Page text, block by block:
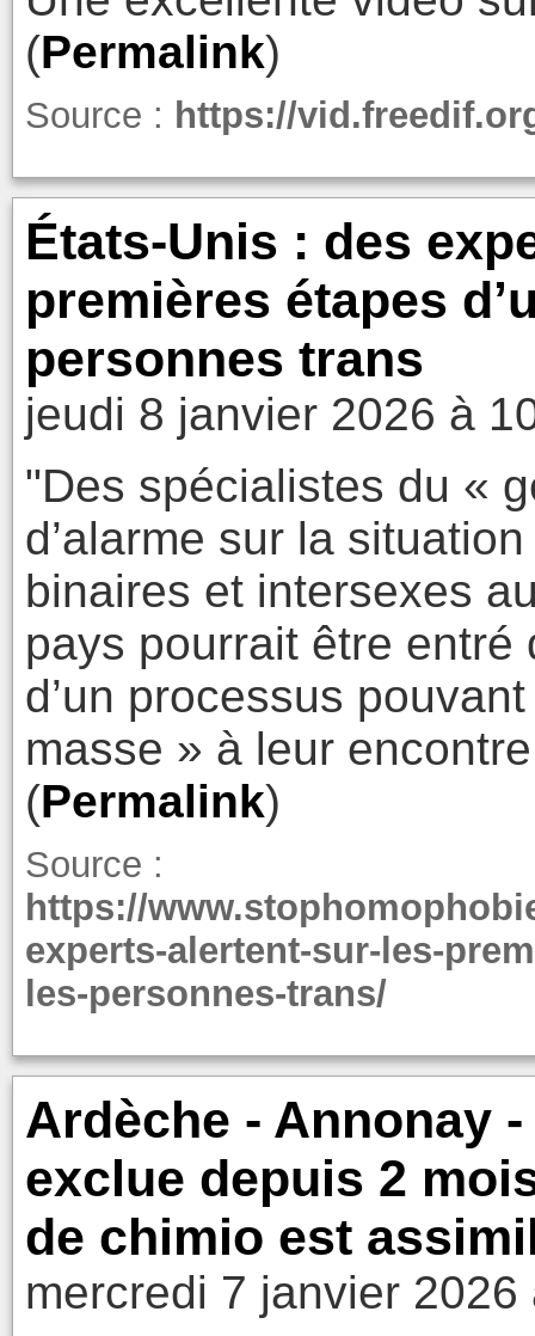
(Permalink)
Source : https://
États‑Unis : des
premières étapes
personnes trans
jeudi 8 janvier 2026 à
"Des spécialistes du «
d’alarme sur la
binaires et intersexes
pays pourrait être
d’un processus
masse » à leur
(Permalink)
Source :
https://
experts-alertent-sur-les-
les-personnes-trans/
Ardèche - Annonay
exclue depuis 2
de chimio est
mercredi 7 janvier 2026